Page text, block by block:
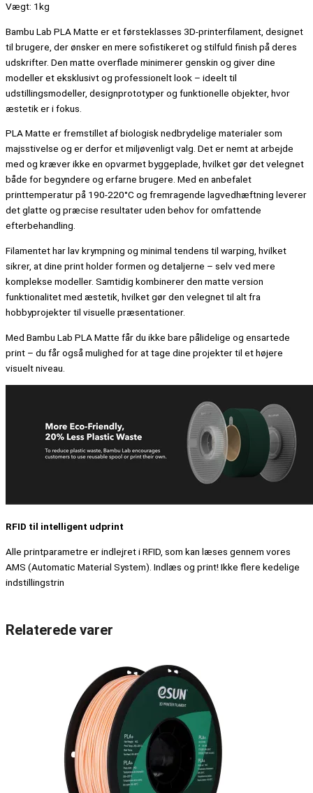
Vægt: 1kg
Bambu Lab PLA Matte er et førsteklasses 3D-printerfilament, designet
til brugere, der ønsker en mere sofistikeret og stilfuld finish på deres
udskrifter. Den matte overflade minimerer genskin og giver dine
modeller et eksklusivt og professionelt look – ideelt til
udstillingsmodeller, designprototyper og funktionelle objekter, hvor
æstetik er i fokus.
PLA Matte er fremstillet af biologisk nedbrydelige materialer som
majsstivelse og er derfor et miljøvenligt valg. Det er nemt at arbejde
med og kræver ikke en opvarmet byggeplade, hvilket gør det velegnet
både for begyndere og erfarne brugere. Med en anbefalet
printtemperatur på 190-220°C og fremragende lagvedhæftning leverer
det glatte og præcise resultater uden behov for omfattende
efterbehandling.
Filamentet har lav krympning og minimal tendens til warping, hvilket
sikrer, at dine print holder formen og detaljerne – selv ved mere
komplekse modeller. Samtidig kombinerer den matte version
funktionalitet med æstetik, hvilket gør den velegnet til alt fra
hobbyprojekter til visuelle præsentationer.
Med Bambu Lab PLA Matte får du ikke bare pålidelige og ensartede
print – du får også mulighed for at tage dine projekter til et højere
visuelt niveau.
RFID til intelligent udprint
Alle printparametre er indlejret i RFID, som kan læses gennem vores
AMS (Automatic Material System). Indlæs og print! Ikke flere kedelige
indstillingstrin
Relaterede varer